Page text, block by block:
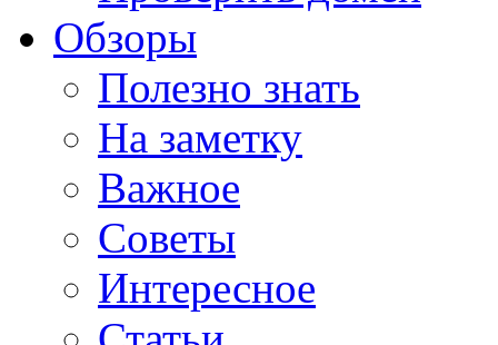
Обзоры
Полезно знать
На заметку
Важное
Советы
Интересное